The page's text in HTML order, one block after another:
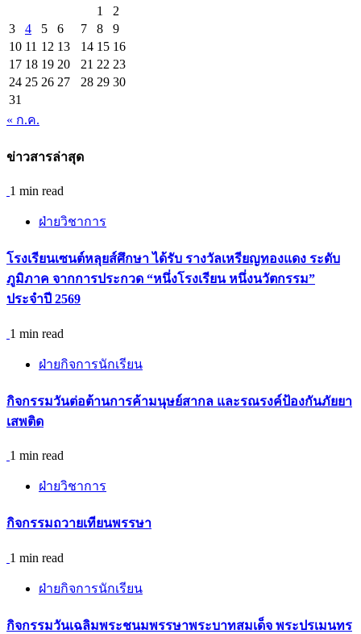
1
2
3
4 5 6 7 8
9
10 11 12 13 14 15 16
17 18 19 20 21 22 23
24 25 26 27 28 29 30
31
« ก.ค.
ข่าวสารล่าสุด
1 min read
ฝ่ายวิชาการ
โรงเรียนเซนต์หลุยส์ศึกษา ได้รับ รางวัลเหรียญทองแดง ระดับ
ภูมิภาค จากการประกวด “หนึ่งโรงเรียน หนึ่งนวัตกรรม”
ประจำปี 2569
1 min read
ฝ่ายกิจการนักเรียน
กิจกรรม​วันต่อต้านการค้ามนุษย์สากล และรณรงค์ป้องกันภัยยา
เสพติด
1 min read
ฝ่ายวิชาการ
กิจกรรมถวายเทียนพรรษา
1 min read
ฝ่ายกิจการนักเรียน
กิจกรรมวันเฉลิมพระชนมพรรษาพระบาทสมเด็จ พระปรเมนทร